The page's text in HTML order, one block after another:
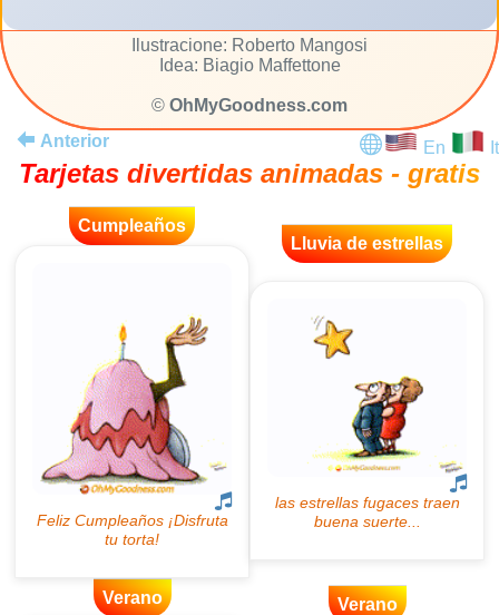
Ilustracione: Roberto Mangosi
Idea: Biagio Maffettone
© OhMyGoodness.com
Anterior
En It
Tarjetas divertidas animadas - gratis
Cumpleaños
Lluvia de estrellas
Verano Verano